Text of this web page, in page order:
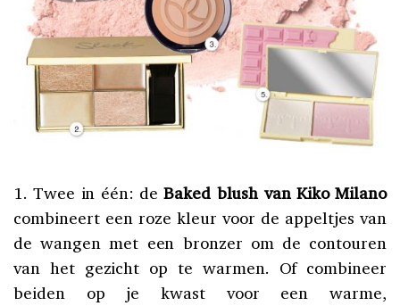
1. Twee in één: deBaked blush van Kiko Milano
combineert een roze kleur voor de appeltjes van
de wangen met een bronzer om de contouren
van het gezicht op te warmen. Of combineer
beiden op je kwast voor een warme,